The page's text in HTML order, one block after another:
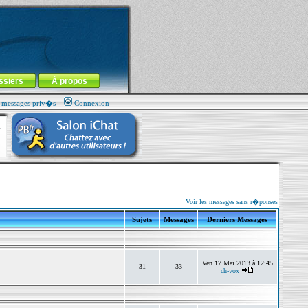
À propos
priv�s Connexion
Voir les messages sans r�ponses
Sujets Messages Derniers Messages
31 33
Ven 17 Mai 2013 à 12:45
ch-vox